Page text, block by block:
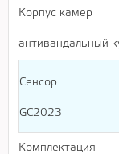
Корпус камер
антивандальный
Сенсор
GC2023
Комплектация